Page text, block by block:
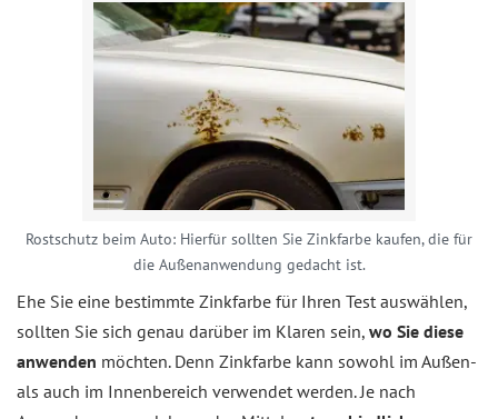
Rostschutz beim Auto: Hierfür sollten Sie Zinkfarbe kaufen, die für
die Außenanwendung gedacht ist.
Ehe Sie eine bestimmte Zinkfarbe für Ihren Test auswählen,
sollten Sie sich genau darüber im Klaren sein, wo Sie diese
anwenden möchten. Denn Zinkfarbe kann sowohl im Außen-
als auch im Innenbereich verwendet werden. Je nach